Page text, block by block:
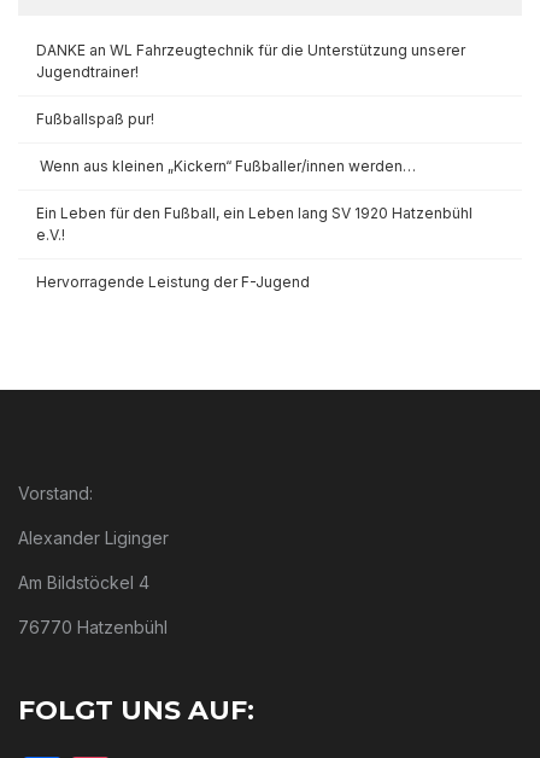
DANKE an WL Fahrzeugtechnik für die Unterstützung unserer
Jugendtrainer!
Fußballspaß pur!
Wenn aus kleinen „Kickern“ Fußballer/innen werden…
Ein Leben für den Fußball, ein Leben lang SV 1920 Hatzenbühl
e.V.!
Hervorragende Leistung der F-Jugend
Vorstand:
Alexander Liginger
Am Bildstöckel 4
76770 Hatzenbühl
FOLGT UNS AUF: